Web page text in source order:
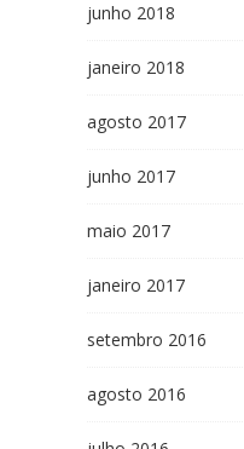
junho 2018
janeiro 2018
agosto 2017
junho 2017
maio 2017
janeiro 2017
setembro 2016
agosto 2016